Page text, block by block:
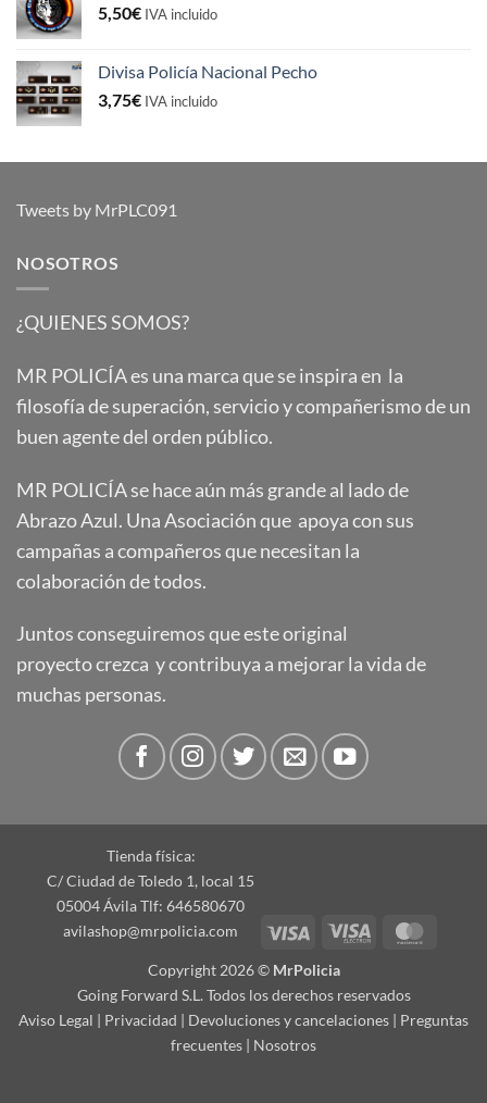
5,50€ IVA incluido
Divisa Policía Nacional Pecho
3,75€ IVA incluido
Tweets by MrPLC091
NOSOTROS
¿QUIENES SOMOS?
MR POLICÍA es una marca que se inspira en la
filosofía de superación, servicio y compañerismo de un
buen agente del orden público.
MR POLICÍA se hace aún más grande al lado de
Abrazo Azul. Una Asociación que apoya con sus
campañas a compañeros que necesitan la
colaboración de todos.
Juntos conseguiremos que este original
proyecto crezca y contribuya a mejorar la vida de
muchas personas.
Tienda física:
C/ Ciudad de Toledo 1, local 15
05004 Ávila Tlf: 646580670
avilashop@mrpolicia.com
Visa
Visa
Copyright 2026 © MrPolicia
Going Forward S.L. Todos los derechos reservados
Aviso Legal | Privacidad | Devoluciones y cancelaciones | Preguntas
frecuentes | Nosotros